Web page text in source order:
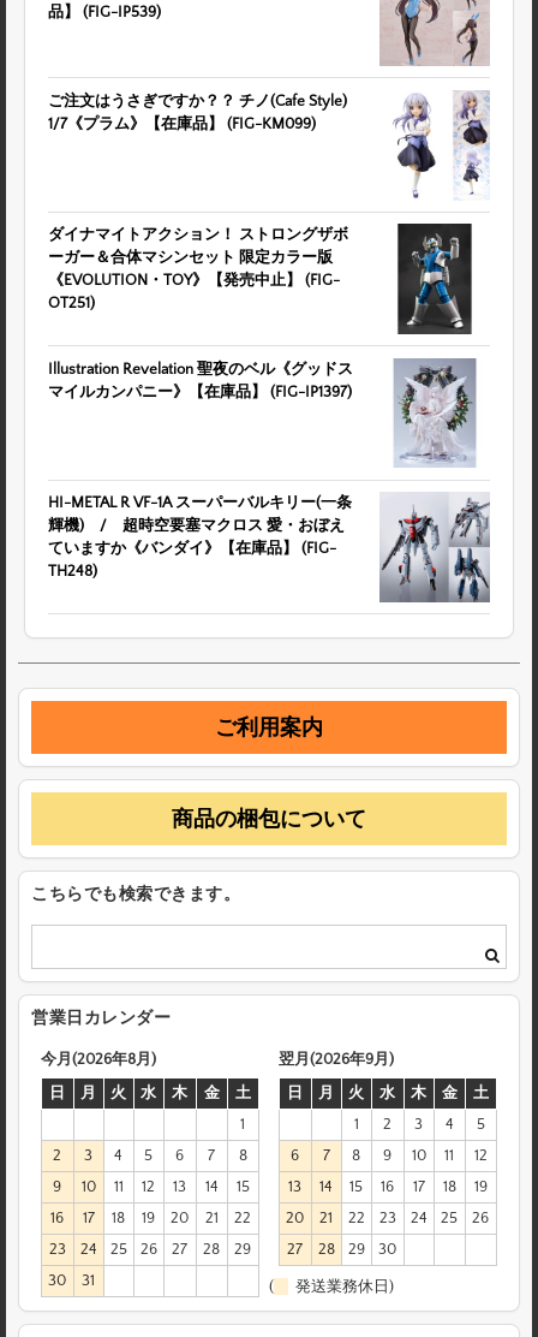
品】 (FIG-IP539)
ご注文はうさぎですか？？ チノ(Cafe Style)
1/7《プラム》【在庫品】 (FIG-KM099)
ダイナマイトアクション！ ストロングザボ
ーガー＆合体マシンセット 限定カラー版
《EVOLUTION・TOY》【発売中止】 (FIG-
OT251)
Illustration Revelation 聖夜のベル《グッドス
マイルカンパニー》【在庫品】 (FIG-IP1397)
HI-METAL R VF-1A スーパーバルキリー(一条
輝機) / 超時空要塞マクロス 愛・おぼえ
ていますか《バンダイ》【在庫品】 (FIG-
TH248)
ご利用案内
商品の梱包について
こちらでも検索できます。
営業日カレンダー
今月(2026年8月)
日
月 火 水 木 金
土
1
2
3 4 5 6 7
8
9
10 11 12 13 14
15
16
17 18 19 20 21
22
23
24 25 26 27 28
29
30
31
翌月(2026年9月)
日
月 火 水 木 金
土
1
2 3 4
5
6
7 8 9 10 11
12
13
14 15 16 17 18
19
20
21 22 23 24 25
26
27
28 29 30
( 発送業務休日)